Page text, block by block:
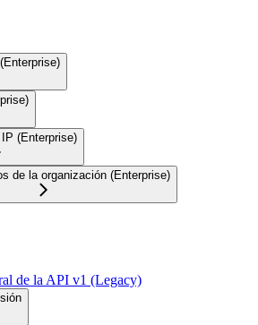
(Enterprise)
de la organización (Enterprise)
de la API v1 (Legacy)